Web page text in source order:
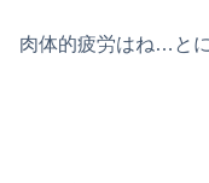
肉体的疲労はね…と